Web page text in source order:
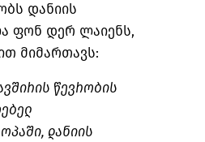
დანიის
ფონ დერ ლაიენს,
მიმართავს:
წევრობის
დანიის